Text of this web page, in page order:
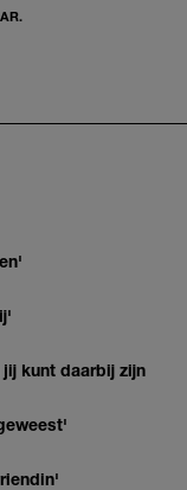
kunt daarbij zijn